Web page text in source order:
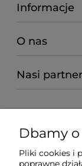
Informacje
O nas
Nasi
Dbamy
Pliki cookies i
poprawne